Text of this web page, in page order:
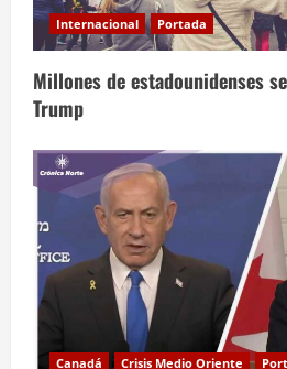
Internacional Portada
Millones de estadounidenses
Trump
Canadá Crisis Medio Oriente